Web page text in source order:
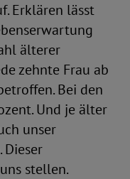
Erklären lässt
älterer
zehnte Frau ab
Bei den
Und je älter
unser
stellen.